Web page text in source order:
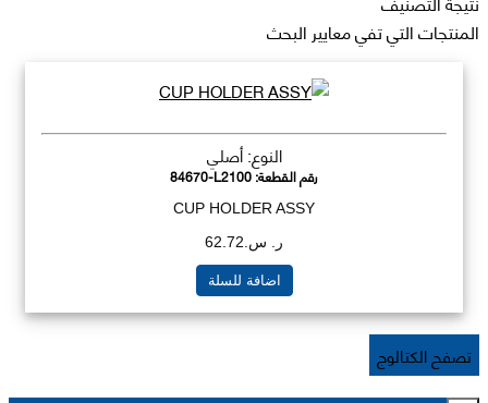
المنتجات التي تفي معايير البحث
النوع: أصلي
رقم القطعة:84670-L2100
CUP HOLDER ASSY
ر. س.62.72
اضافة للسلة
تصفح الكتالوج